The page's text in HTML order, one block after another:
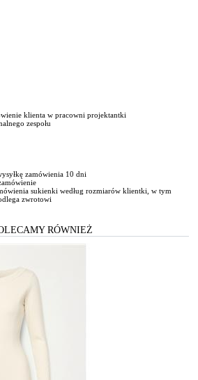
klienta w pracowni projektantki
zespołu
zamówienia 10 dni
sukienki według rozmiarów klientki, w tym
zwrotowi
RÓWNIEŻ